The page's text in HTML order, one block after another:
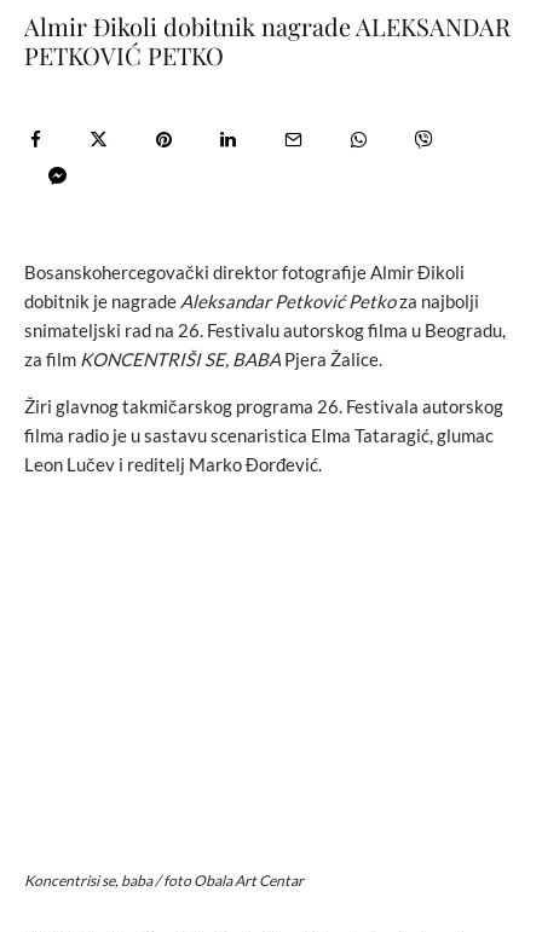
Almir Đikoli dobitnik nagrade ALEKSANDAR
PETKOVIĆ PETKO
Bosanskohercegovački direktor fotografije Almir Đikoli
dobitnik je nagrade Aleksandar Petković Petkoza najbolji
snimateljski rad na 26. Festivalu autorskog filma u Beogradu,
za film KONCENTRIŠI SE, BABA Pjera Žalice.
Žiri glavnog takmičarskog programa 26. Festivala autorskog
filma radio je u sastavu scenaristica Elma Tataragić, glumac
Leon Lučev i reditelj Marko Đorđević.
Koncentrisi se, baba / foto Obala Art Centar